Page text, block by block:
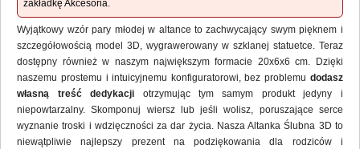
zakładkę Akcesoria.
Wyjątkowy wzór pary młodej w altance to zachwycający swym pięknem i
szczegółowością model 3D, wygrawerowany w szklanej statuetce. Teraz
dostępny również w naszym największym formacie 20x6x6 cm. Dzięki
naszemu prostemu i intuicyjnemu konfiguratorowi, bez problemu dodasz
własną treść dedykacji otrzymując tym samym produkt jedyny i
niepowtarzalny. Skomponuj wiersz lub jeśli wolisz, poruszające serce
wyznanie troski i wdzięczności za dar życia. Nasza Altanka Ślubna 3D to
niewątpliwie najlepszy prezent na podziękowania dla rodziców i